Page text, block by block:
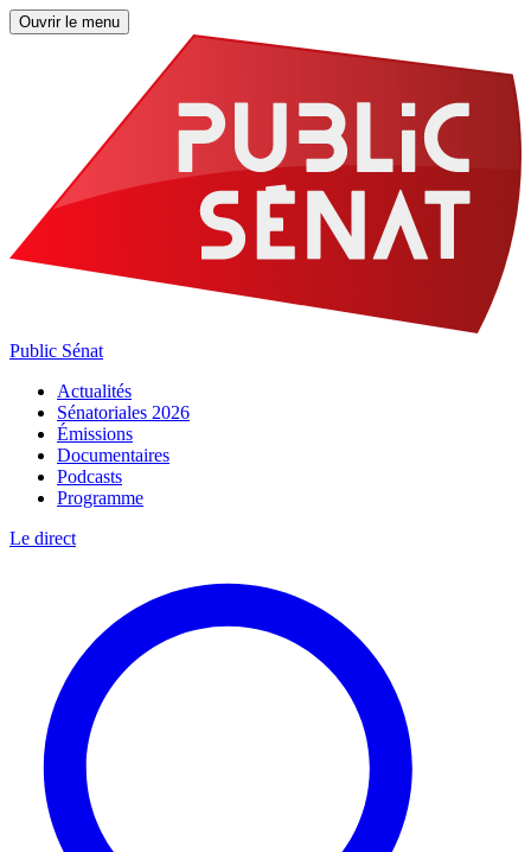
Ouvrir le menu
Public Sénat
Actualités
Sénatoriales 2026
Émissions
Documentaires
Podcasts
Programme
Le direct